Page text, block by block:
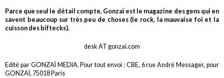
Parce que seul le détail compte, Gonzaï est le magazine des gens qui en
savent beaucoup sur très peu de choses (le rock, la mauvaise foi et la
cuisson des biftecks).
desk AT gonzai.com
Edité par GONZAÏ MEDIA. Pour tout envoi : CBE, 6 rue André Messager, pour
GONZAÏ, 75018 Paris